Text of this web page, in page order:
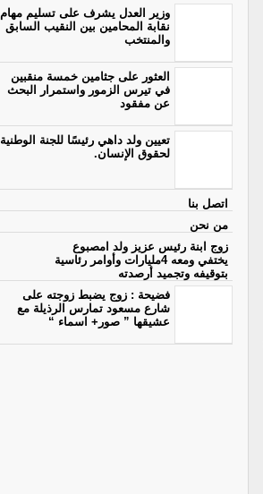
وزير العدل يشرف على تسليم مهام
نقابة المحامين بين النقيب السابق
والمنتخب
العثور على جثامين خمسة منقبين
في تيرس الزمور واستمرار البحث
عن مفقود
تعيين ولد داهي رئيسًا للجنة الوطنية
لحقوق الإنسان.
اتصل بنا
من نحن
زوج ابنة رئيس عزيز ولد امصبوع
يختفي ومعه 4مليارات وأوامر رئاسية
بتوقيفه وتجميد أرصدته
فضيحة : زوج يضبط زوجته على
شارع مسعود تمارس الرذيلة مع
عشيقها ” صور+ اسماء “